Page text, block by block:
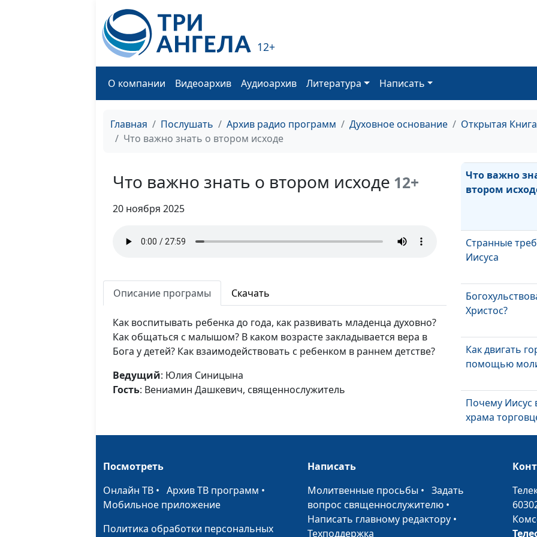
12+
О компании Видеоархив Аудиоархив Литература Написать
Главная Послушать Архив радио программ Духовное основание
Открытая Книга
Что важно знать о втором исходе
Что важно знать о втором исходе 12+
20 ноября 2025
Описание програмы Скачать
Как воспитывать ребенка до года, как развивать младенца духовно?
Как общаться с малышом? В каком возрасте закладывается вера в
Бога у детей? Как взаимодействовать с ребенком в раннем детстве?
Ведущий: Юлия Синицына
Гость: Вениамин Дашкевич, священнослужитель
Притча о
Главная цель
Что важно
втором
Странные
Иисуса
Христос?
Как двигать
помощью
Почему Иисус
храма
Чего
Посмотреть
Онлайн ТВ • Архив ТВ программ •
Мобильное приложение
Политика обработки персональных
Написать
Молитвенные просьбы •Задать
вопрос священнослужителю •
Написать главному редактору •
Техподдержка